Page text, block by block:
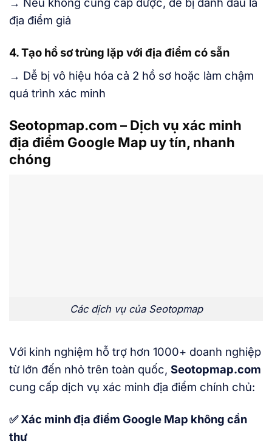
địa điểm giả
4. Tạo hồ sơ trùng lặp với địa điểm có sẵn
→ Dễ bị vô hiệu hóa cả 2 hồ sơ hoặc làm chậm
quá trình xác minh
Seotopmap.com – Dịch vụ xác minh
địa điểm Google Map uy tín, nhanh
chóng
Các dịch vụ của Seotopmap
Với kinh nghiệm hỗ trợ hơn 1000+ doanh nghiệp
từ lớn đến nhỏ trên toàn quốc, Seotopmap.com
cung cấp dịch vụ xác minh địa điểm chính chủ:
✅Xác minh địa điểm Google Map không cần
thư